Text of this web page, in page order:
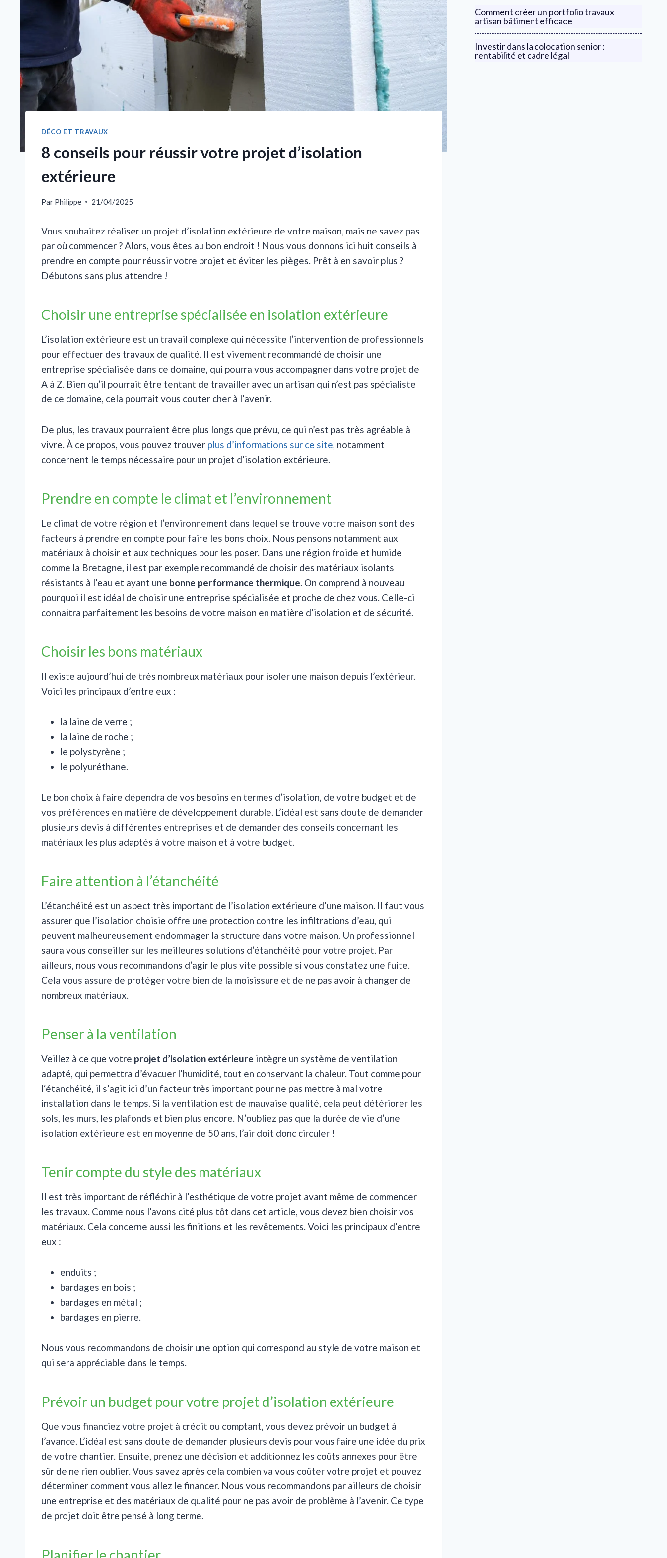
DÉCO ET TRAVAUX
8 conseils pour réussir votre projet d’isolation
extérieure
Par Philippe 21/04/2025
Vous souhaitez réaliser un projet d’isolation extérieure de votre maison, mais ne savez pas
par où commencer ? Alors, vous êtes au bon endroit ! Nous vous donnons ici huit conseils à
prendre en compte pour réussir votre projet et éviter les pièges. Prêt à en savoir plus ?
Débutons sans plus attendre !
Choisir une entreprise spécialisée en isolation extérieure
L’isolation extérieure est un travail complexe qui nécessite l’intervention de professionnels
pour effectuer des travaux de qualité. Il est vivement recommandé de choisir une
entreprise spécialisée dans ce domaine, qui pourra vous accompagner dans votre projet de
A à Z. Bien qu’il pourrait être tentant de travailler avec un artisan qui n’est pas spécialiste
de ce domaine, cela pourrait vous couter cher à l’avenir.
De plus, les travaux pourraient être plus longs que prévu, ce qui n’est pas très agréable à
vivre. À ce propos, vous pouvez trouver plus d’informations sur ce site, notamment
concernent le temps nécessaire pour un projet d’isolation extérieure.
Prendre en compte le climat et l’environnement
Le climat de votre région et l’environnement dans lequel se trouve votre maison sont des
facteurs à prendre en compte pour faire les bons choix. Nous pensons notamment aux
matériaux à choisir et aux techniques pour les poser. Dans une région froide et humide
comme la Bretagne, il est par exemple recommandé de choisir des matériaux isolants
résistants à l’eau et ayant une bonne performance thermique. On comprend à nouveau
pourquoi il est idéal de choisir une entreprise spécialisée et proche de chez vous. Celle-ci
connaitra parfaitement les besoins de votre maison en matière d’isolation et de sécurité.
Choisir les bons matériaux
Il existe aujourd’hui de très nombreux matériaux pour isoler une maison depuis l’extérieur.
Voici les principaux d’entre eux :
la laine de verre ;
la laine de roche ;
le polystyrène ;
le polyuréthane.
Le bon choix à faire dépendra de vos besoins en termes d’isolation, de votre budget et de
vos préférences en matière de développement durable. L’idéal est sans doute de demander
plusieurs devis à différentes entreprises et de demander des conseils concernant les
matériaux les plus adaptés à votre maison et à votre budget.
Faire attention à l’étanchéité
L’étanchéité est un aspect très important de l’isolation extérieure d’une maison. Il faut vous
assurer que l’isolation choisie offre une protection contre les infiltrations d’eau, qui
peuvent malheureusement endommager la structure dans votre maison. Un professionnel
saura vous conseiller sur les meilleures solutions d’étanchéité pour votre projet. Par
ailleurs, nous vous recommandons d’agir le plus vite possible si vous constatez une fuite.
Cela vous assure de protéger votre bien de la moisissure et de ne pas avoir à changer de
nombreux matériaux.
Penser à la ventilation
Veillez à ce que votre projet d’isolation extérieure intègre un système de ventilation
adapté, qui permettra d’évacuer l’humidité, tout en conservant la chaleur. Tout comme pour
l‘étanchéité, il s’agit ici d’un facteur très important pour ne pas mettre à mal votre
installation dans le temps. Si la ventilation est de mauvaise qualité, cela peut détériorer les
sols, les murs, les plafonds et bien plus encore. N’oubliez pas que la durée de vie d’une
isolation extérieure est en moyenne de 50 ans, l’air doit donc circuler !
Tenir compte du style des matériaux
Il est très important de réfléchir à l’esthétique de votre projet avant même de commencer
les travaux. Comme nous l’avons cité plus tôt dans cet article, vous devez bien choisir vos
matériaux. Cela concerne aussi les finitions et les revêtements. Voici les principaux d’entre
eux :
enduits ;
bardages en bois ;
bardages en métal ;
bardages en pierre.
Nous vous recommandons de choisir une option qui correspond au style de votre maison et
qui sera appréciable dans le temps.
Prévoir un budget pour votre projet d’isolation extérieure
Que vous financiez votre projet à crédit ou comptant, vous devez prévoir un budget à
l’avance. L’idéal est sans doute de demander plusieurs devis pour vous faire une idée du prix
de votre chantier. Ensuite, prenez une décision et additionnez les coûts annexes pour être
sûr de ne rien oublier. Vous savez après cela combien va vous coûter votre projet et pouvez
déterminer comment vous allez le financer. Nous vous recommandons par ailleurs de choisir
une entreprise et des matériaux de qualité pour ne pas avoir de problème à l’avenir. Ce type
de projet doit être pensé à long terme.
Planifier le chantier
Comment créer un portfolio travaux
artisan bâtiment efficace
Investir dans la colocation senior :
rentabilité et cadre légal